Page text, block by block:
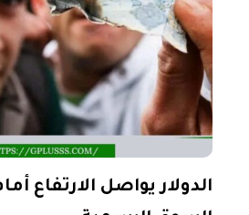
الدولار يواصل الارتفاع